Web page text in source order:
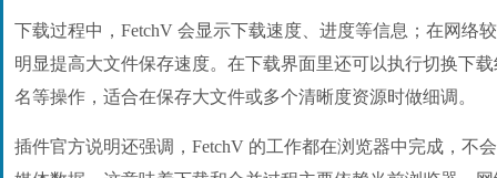
下载过程中，FetchV 会显示下载速度、进度等信息；在网络
明显提高大文件保存速度。在下载界面里还可以执行切换下
名等操作，适合在保存大文件或多个清晰度资源时做细调。
插件官方说明还强调，FetchV 的工作都在浏览器中完成，不